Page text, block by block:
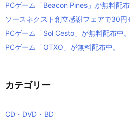
PCゲーム「Beacon Pines」が無料配布
ソースネクスト創立感謝フェアで30円
PCゲーム「Sol Cesto」が無料配布中。
PCゲーム「OTXO」が無料配布中。
カテゴリー
CD・DVD・BD